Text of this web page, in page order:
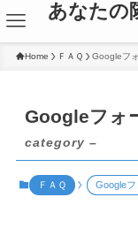
あなたの
Home ＦＡＱ Googleフ
Googleフォ
category –
ＦＡＱ Google